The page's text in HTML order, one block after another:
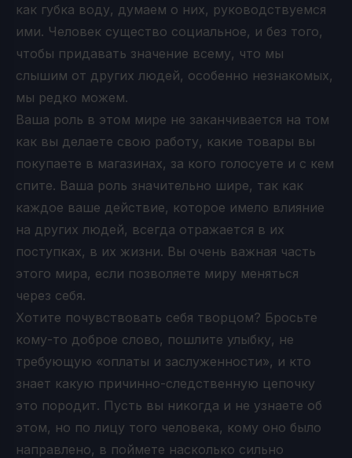
как губка воду, думаем о них, руководствуемся
ими. Человек существо социальное, и без того,
чтобы придавать значение всему, что мы
слышим от других людей, особенно незнакомых,
мы редко можем.
Ваша роль в этом мире не заканчивается на том
как вы делаете свою работу, какие товары вы
покупаете в магазинах, за кого голосуете и с кем
спите. Ваша роль значительно шире, так как
каждое ваше действие, которое имело влияние
на других людей, всегда отражается в их
поступках, в их жизни. Вы очень важная часть
этого мира, если позволяете миру меняться
через себя.
Хотите почувствовать себя творцом? Бросьте
кому-то доброе слово, пошлите улыбку, не
требующую «оплаты и заслуженности», и кто
знает какую причинно-следственную цепочку
это породит. Пусть вы никогда и не узнаете об
этом, но по лицу того человека, кому оно было
направлено, в поймете насколько сильно